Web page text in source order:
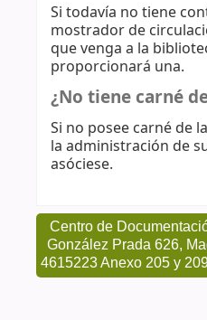
Si todavía no tiene
mostrador de
que venga a la
proporcionará una.
¿No tiene carné
Si no posee carné de
la administración de
asóciese.
Centro de
González Prada 626,
4615223 Anexo 205 y